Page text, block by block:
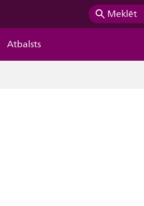
Meklēt
Atbalsts